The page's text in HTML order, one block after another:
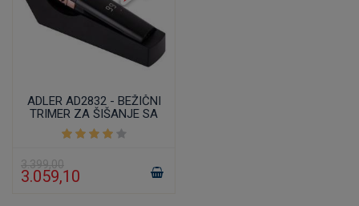
ADLER AD2832 - BEŽIČNI
TRIMER ZA ŠIŠANJE SA
LCD DISPLEJOM
3.399,00
3.059,10